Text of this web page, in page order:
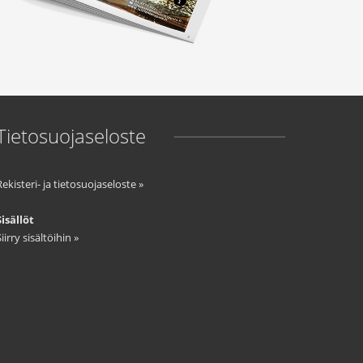
ja tietosuojaseloste »
sisältöihin »